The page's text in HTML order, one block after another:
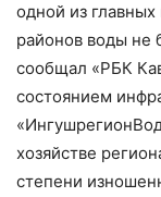
одной из
районов воды не
сообщал «РБК
состоянием
хозяйстве
степени